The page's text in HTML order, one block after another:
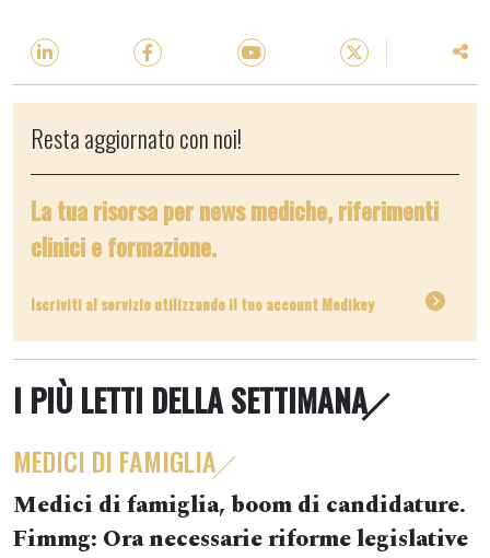
Resta aggiornato con noi!
La tua risorsa per news mediche, riferimenti
clinici e formazione.
Iscriviti al servizio utilizzando il tuo account Medikey
I PIÙ LETTI DELLA SETTIMANA
MEDICI DI FAMIGLIA
Medici di famiglia, boom di candidature.
Fimmg: Ora necessarie riforme legislative